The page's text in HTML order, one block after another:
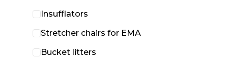
Insufflators
Stretcher chairs for EMA
Bucket litters